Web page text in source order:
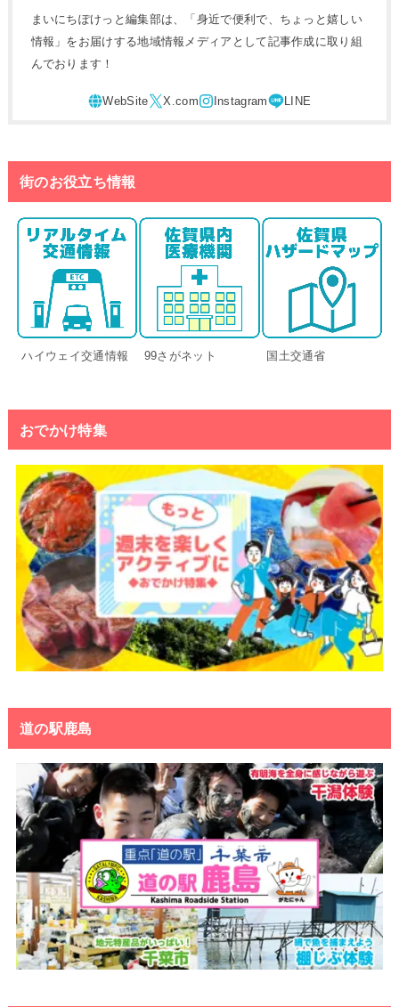
まいにちぽけっと編集部は、「身近で便利で、ちょっと嬉しい
情報」をお届けする地域情報メディアとして記事作成に取り組
んでおります！
街のお役立ち情報
ハイウェイ交通情報 99さがネット 国土交通省
おでかけ特集
道の駅鹿島